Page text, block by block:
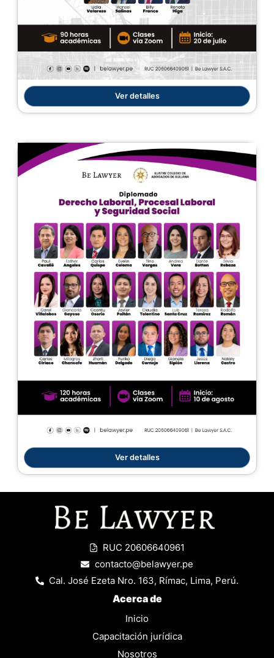
Ver detalles
Ver detalles
RUC 20606640961
contacto@belawyer.pe
Cal. José Ezeta Nro. 163, Rímac, Lima, Perú.
Acerca de
Inicio
Capacitación jurídica
Nosotros